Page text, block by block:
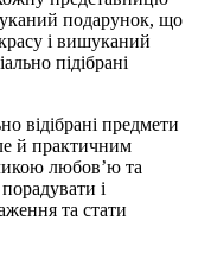
подарунок, що
і вишуканий
підібрані
відібрані предмети
й практичним
любов’ю та
і
та стати